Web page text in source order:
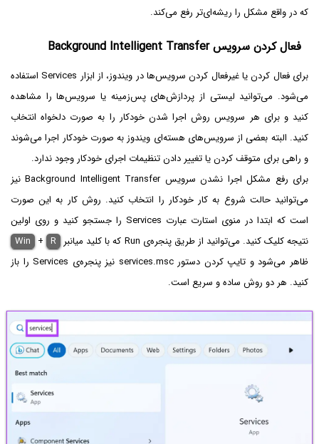
که در واقع مشکل را ریشه‌ای‌تر رفع می‌کند.
فعال کردن سرویس Background Intelligent Transfer
برای فعال کردن یا غیرفعال کردن سرویس‌ها در ویندوز، از ابزار Services استفاده
می‌شود. می‌توانید لیستی از پردازش‌های پس‌زمینه یا سرویس‌ها را مشاهده
کنید و برای هر سرویس روش اجرا شدن خودکار را به صورت دلخواه انتخاب
کنید. البته بعضی از سرویس‌های هسته‌ای ویندوز به صورت خودکار اجرا می‌شوند
و راهی برای متوقف کردن یا تغییر دادن تنظیمات اجرای خودکار وجود ندارد.
برای رفع مشکل اجرا نشدن سرویس Background Intelligent Transfer نیز
می‌توانید حالت شروع به کار خودکار را انتخاب کنید. روش کار به این صورت
است که ابتدا در منوی استارت عبارت Services را جستجو کنید و روی اولین
نتیجه کلیک کنید. می‌توانید از طریق پنجره‌ی Run که با کلید میانبر
Win + R
ظاهر می‌شود و تایپ کردن دستور services.msc نیز پنجره‌ی Services را باز
کنید. هر دو روش ساده و سریع است.